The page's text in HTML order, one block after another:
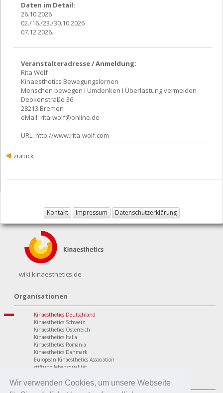
Wir verwenden Cookies, um unsere Webseite
Daten im Detail:
26.10.2026
02./16./23./30.10.2026
07.12.2026.
Veranstalteradresse / Anmeldung:
Rita Wolf
Kinaesthetics Bewegungslernen
Menschen bewegen I Umdenken I Überlastung vermeiden
Depkenstraße 36
28213 Bremen
eMail: rita-wolf@online.de
URL: http://www.rita-wolf.com
zurück
Kontakt Impressum Datenschutzerklärung
wiki.kinaesthetics.de
Organisationen
Kinaesthetics Deutschland
Kinaesthetics Schweiz
Kinaesthetics Österreich
Kinaesthetics Italia
Kinaesthetics Romania
Kinaesthetics Danmark
European Kinaesthetics Association
stiftung lebensqualität
Programme